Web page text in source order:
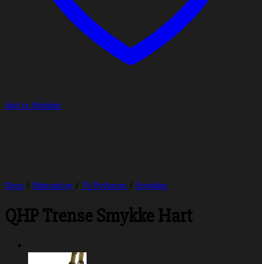
Add to Wishlist
Shop / Rideudstyr / Til Rytteren / Smykker
QHP Trense Smykke Hart